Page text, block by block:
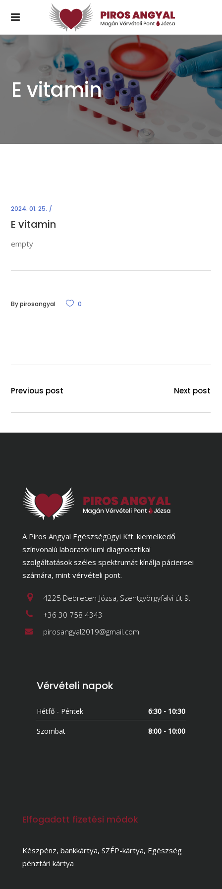
E vitamin
2024. 01. 25.
E vitamin
empty
Bypirosangyal 0
Previous post Next post
A Piros Angyal Egészségügyi Kft. kiemelkedő
színvonalú laboratóriumi diagnosztikai
szolgáltatások széles spektrumát kínálja páciensei
számára, mint vérvételi pont.
4225 Debrecen-Józsa, Szentgyörgyfalvi út 9.
+36 30 758 4343
pirosangyal2019@gmail.com
Vérvételi napok
Hétfő - Péntek 6:30 - 10:30
Szombat 8:00 - 10:00
Elfogadott fizetési módok
Készpénz, bankkártya, SZÉP-kártya, Egészség
pénztári kártya